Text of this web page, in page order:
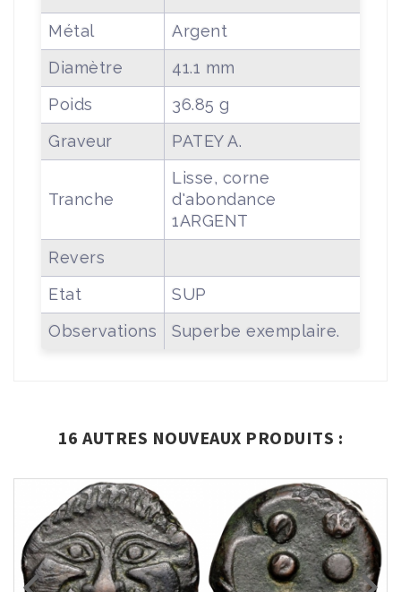
Métal
Argent
Diamètre
41.1 mm
Poids
36.85 g
Graveur
PATEY A.
Tranche
Lisse, corne
d'abondance
1ARGENT
Revers
Etat
SUP
Observations
Superbe exemplaire.
16 AUTRES NOUVEAUX PRODUITS :